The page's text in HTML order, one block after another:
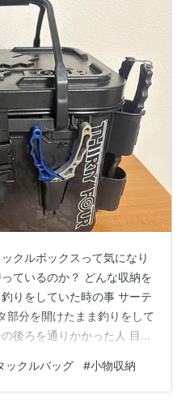
クルボックスって気になり
ているのか？ どんな収納を
りをしていた時の事 サーテ
部分を開けたまま釣りをして
後ろを通りかかった人 目線
よね。 ってなことで、今回
中 簡単にですけど紹介をさ
ックルバッグ #小物収納